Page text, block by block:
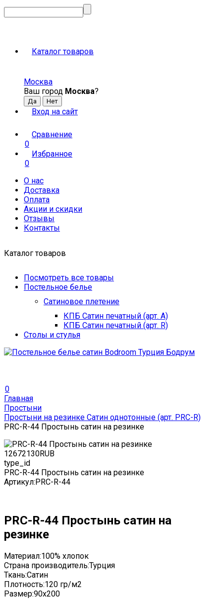
Каталог товаров
Москва
Ваш город Москва?
Вход на сайт
Сравнение
0
Избранное
0
О нас
Доставка
Оплата
Акции и скидки
Отзывы
Контакты
Каталог товаров
Посмотреть все товары
Постельное белье
Сатиновое плетение
КПБ Сатин печатный (арт. A)
КПБ Сатин печатный (арт. R)
Столы и стулья
0
Главная
Простыни
Простыни на резинке Сатин однотонные (арт. PRC-R)
PRC-R-44 Простынь сатин на резинке
12672130RUB
type_id
PRC-R-44 Простынь сатин на резинке
Артикул:PRC-R-44
PRC-R-44 Простынь сатин на
резинке
Материал:100% хлопок
Страна производитель:Турция
Ткань:Сатин
Плотность:120 гр/м2
Размер:90x200